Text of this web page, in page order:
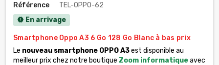
Référence
TEL-OPPO-62
new_releases En arrivage
Smartphone Oppo A3 6 Go 128 Go Blanc à bas prix
Le nouveau smartphone OPPO A3est disponible au
meilleur prix chez notre boutique Zoom informatiqueavec